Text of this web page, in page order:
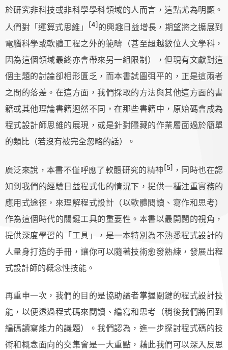
於研究非科技或非科學學科領域的人而言，這點尤為明顯。
人們對「運算式思維」
[4] 的興趣日益增長，期望將之擴展到
電腦科學或軟體工程之外的範疇（甚至超越數位人文學科，
因為這個領域最終亦會帶來另一組限制），但現有文獻對這
個主題的討論卻相形匱乏，而本書試圖弭平的，正是這兩者
之間的落差。在這方面，我們採取的方法與其他這方面的書
籍或其他理論書籍迥然不同，在那些書籍中，原始碼會成為
程式設計師思維的展現，或是針對隱藏的作業層面過於簡單
的類比（若沒有被完全忽略的話）。
廣泛來說，本書不僅呼應了軟體研究的精神 [5] ，同時也在認
知到我們的經驗日益程式化的情況下，提供一種注重實務的
應用式途徑，來理解程式設計（以軟體閱讀、寫作和思考）
作為這個時代的關鍵工具的重要性。本書以最開闊的視角，
提供深度學習的「工具」，是一本特別為不熟悉程式設計的
人量身打造的手冊，讓你可以隨著技術愈發熟練，發展出程
式設計師的概念性技能。
再重申一次，我們的目的是協助讀者掌握關鍵的程式設計技
能，以便透過程式碼來閱讀、編寫和思考（稍後我們將回到
編碼讀寫能力的議題）。我們認為，進一步探討程式碼的技
術和概念面向的交集會是一大重點，藉此我們可以深入反思